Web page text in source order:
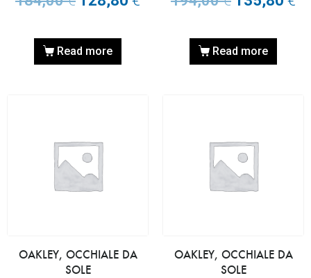
Read more Read more
OAKLEY, OCCHIALE DA
SOLE
OAKLEY, OCCHIALE DA
SOLE